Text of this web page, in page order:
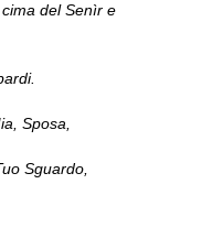
del Senìr e
Sposa,
Sguardo,